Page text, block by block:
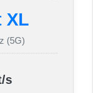
XL
(5G)
s